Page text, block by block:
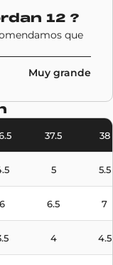
12
12 ?
que
Muy grande
37.5 38
5 5.5
6 6.5 7
4 4.5